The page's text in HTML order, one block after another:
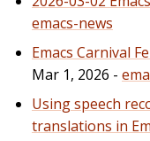
emacs-news
Emacs Carnival
Mar 1, 2026 -
Using speech
translations in